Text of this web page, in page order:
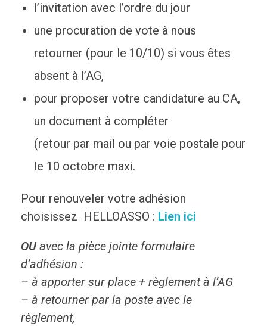
l’invitation avec l’ordre du jour
une procuration de vote à nous
retourner (pour le 10/10) si vous êtes
absent à l’AG,
pour proposer votre candidature au CA,
un document à compléter
(retour par mail ou par voie postale pour
le 10 octobre maxi.
Pour renouveler votre adhésion
choisissez HELLOASSO : Lien ici
OU avec la pièce jointe formulaire
d’adhésion :
– à apporter sur place + règlement à l’AG
– à retourner par la poste avec le
règlement,